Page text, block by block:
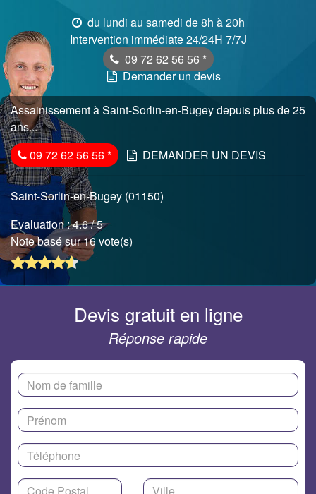
du lundi au samedi de 8h à 20h
Intervention immédiate 24/24H 7/7J
09 72 62 56 56 *
Demander un devis
Assainissement à Saint-Sorlin-en-Bugey depuis plus de 25
ans...
09 72 62 56 56* DEMANDER UN DEVIS
Saint-Sorlin-en-Bugey (01150)
Evaluation :4.6/ 5
Note basé sur 16 vote(s)
Devis gratuit en ligne
Réponse rapide